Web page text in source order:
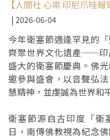
【人間社 心崇 印尼爪哇報
2026-06-04
今年衛塞節適逢罕見的
齊聚世界文化遺產──印
盛大的衛塞節慶典。佛
邀參與盛會，以音聲弘
慧精神，並虔誠為世界和
衛塞節源自古印度「衛
日，南傳佛教視為紀念